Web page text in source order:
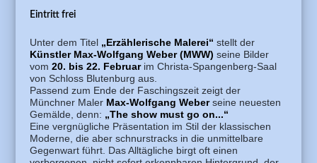
Eintritt frei
Unter dem Titel „Erzählerische Malerei“ stellt der
Künstler Max-Wolfgang Weber (MWW) seine Bilder
vom20. bis 22. Februarim Christa-Spangenberg-Saal
von Schloss Blutenburg aus.
Passend zum Ende der Faschingszeit zeigt der
Münchner Maler Max-Wolfgang Weberseine neuesten
Gemälde, denn: „The show must go on...“
Eine vergnügliche Präsentation im Stil der klassischen
Moderne, die aber schnurstracks in die unmittelbare
Gegenwart führt. Das Alltägliche birgt oft einen